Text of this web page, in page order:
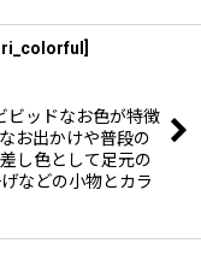
ビッドなお色が特徴
お出かけや普段の
し色として足元の
などの小物とカラ